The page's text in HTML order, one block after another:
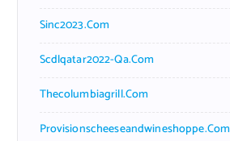
Sinc2023.com
Scdlqatar2022-Qa.com
Thecolumbiagrill.com
Provisionscheeseandwineshoppe.com